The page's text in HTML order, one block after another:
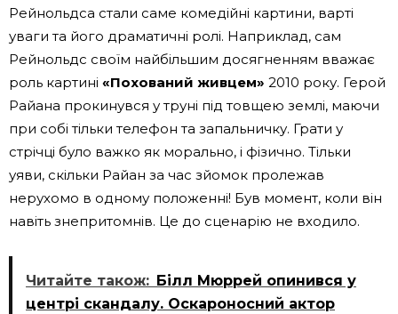
Рейнольдса стали саме комедійні картини, варті
уваги та його драматичні ролі. Наприклад, сам
Рейнольдс своїм найбільшим досягненням вважає
роль картині «Похований живцем» 2010 року. Герой
Райана прокинувся у труні під товщею землі, маючи
при собі тільки телефон та запальничку. Грати у
стрічці було важко як морально, і фізично. Тільки
уяви, скільки Райан за час зйомок пролежав
нерухомо в одному положенні! Був момент, коли він
навіть знепритомнів. Це до сценарію не входило.
Читайте також: Білл Мюррей опинився у
центрі скандалу. Оскароносний актор